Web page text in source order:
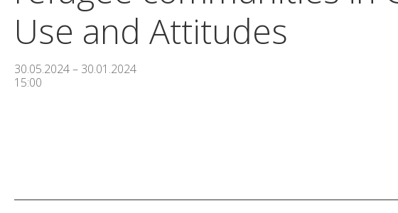
Use and Attitudes
30.05.2024 – 30.01.2024
15:00